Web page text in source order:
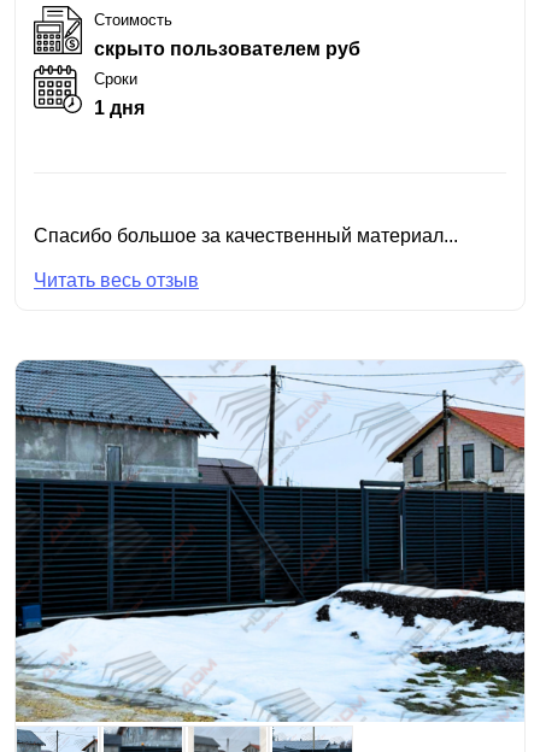
Стоимость
скрыто пользователем руб
Сроки
1 дня
Спасибо большое за качественный материал...
Читать весь отзыв